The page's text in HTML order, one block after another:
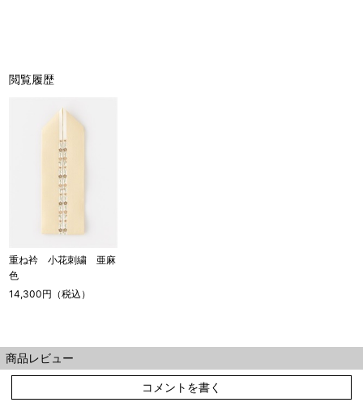
閲覧履歴
重ね衿 小花刺繍 亜麻
色
14,300円（税込）
商品レビュー
コメントを書く